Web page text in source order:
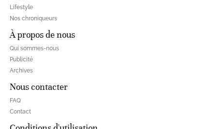
Lifestyle
Nos chroniqueurs
À propos de nous
Qui sommes-nous
Publicité
Archives
Nous contacter
FAQ
Contact